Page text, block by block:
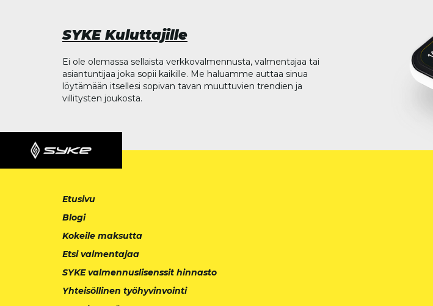
SYKE Kuluttajille
Ei ole olemassa sellaista verkkovalmennusta, valmentajaa tai
asiantuntijaa joka sopii kaikille. Me haluamme auttaa sinua
löytämään itsellesi sopivan tavan muuttuvien trendien ja
villitysten joukosta.
Etusivu
Blogi
Kokeile maksutta
Etsi valmentajaa
SYKE valmennuslisenssit hinnasto
Yhteisöllinen työhyvinvointi